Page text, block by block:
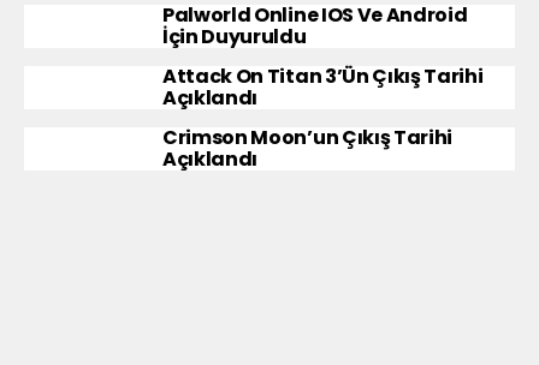
Palworld Online IOS Ve Android
İçin Duyuruldu
Attack On Titan 3’ün Çıkış Tarihi
Açıklandı
Crimson Moon’un Çıkış Tarihi
Açıklandı